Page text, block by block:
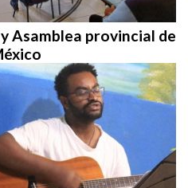
Asamblea provincial de